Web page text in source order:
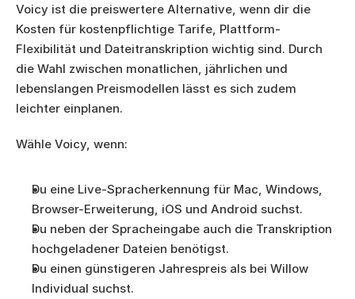
Voicy ist die preiswertere Alternative, wenn dir die
Kosten für kostenpflichtige Tarife, Plattform-
Flexibilität und Dateitranskription wichtig sind. Durch
die Wahl zwischen monatlichen, jährlichen und
lebenslangen Preismodellen lässt es sich zudem
leichter einplanen.
Wähle Voicy, wenn:
Du eine Live-Spracherkennung für Mac, Windows,
Browser-Erweiterung, iOS und Android suchst.
Du neben der Spracheingabe auch die Transkription
hochgeladener Dateien benötigst.
Du einen günstigeren Jahrespreis als bei Willow
Individual suchst.